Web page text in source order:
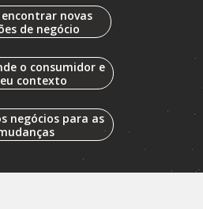
o consumidor e
contexto
novas
de negócio
negócios para as